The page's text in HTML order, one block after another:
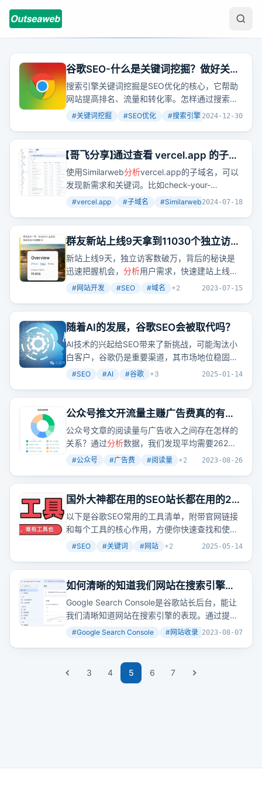
谷歌SEO-什么是关键词挖掘？做好关键
词的挖掘只需掌握这3种方法！
搜索引擎关键词挖掘是SEO优化的核心，它帮助
网站提高排名、流量和转化率。怎样通过搜索引
擎自动完成、Google Adwords工具和分析 竞争
#关键词挖掘 #SEO优化 #搜索引擎 +2
2024-12-30
【哥飞分享】通过查看 vercel.app 的子域
名发现新需求、新关键词
使用Similarweb分析vercel.app的子域名，可以
发现新需求和关键词。比如check-your-
khodam.vercel.app，虽然网站打不开，但关键
#vercel.app #子域名 #Similarweb +3
2024-07-18
群友新站上线9天拿到11030个独立访
客，他是怎么做到的？
新站上线9天，独立访客数破万，背后的秘诀是
迅速把握机会， 分析用户需求，快速建站上线，
并通过优化搜索引擎排名和增加外链来提升网站
#网站开发 #SEO #域名 +2 2023-07-15
随着AI的发展，谷歌SEO会被取代吗？
AI技术的兴起给SEO带来了新挑战，可能淘汰小
白客户，谷歌仍是重要渠道，其市场地位稳固，
内容质量和用户体验是关键，数据
分析助力精准
应潮流提升能力。
#SEO #AI #谷歌 +3 2025-01-14
公众号推文开流量主赚广告费真的有那
么好赚吗？
公众号文章的阅读量与广告收入之间存在怎样的
关系？通过分析数据，我们发现平均需要262个
阅读才能赚取1元广告费。那么，如何提升文章的
#公众号 #广告费 #阅读量 +2 2023-08-26
国外大神都在用的SEO站长都在用的22
个免费工具，小白必看！
以下是谷歌SEO常用的工具清单，附带官网链接
和每个工具的核心作用，方便你快速查找和使
用，建议收藏，以免以后想找，找不到！
#SEO #关键词 #网站 +2 2025-05-14
如何清晰的知道我们网站在搜索引擎的
表现：Google Search Console 使用入
门讲解
Google Search Console是谷歌站长后台，能让
我们清晰知道网站在搜索引擎的表现。通过提交
站点地图，我们可以加速网站被收录的过程。而
#Google Search Console #网站收录 #搜索引擎优化
2023-08-07
3 4 5 6 7